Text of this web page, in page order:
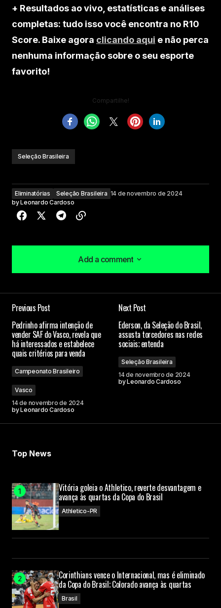
+ Resultados ao vivo, estatísticas e análises
completas: tudo isso você encontra no R10
Score. Baixe agora clicando aqui e não perca
nenhuma informação sobre o seu esporte
favorito!
Compartilhe!
Seleção Brasileira
Eliminatórias Seleção Brasileira 14 de novembro de 2024
byLeonardo Cardoso
Add a comment
Add a comment
Campos obrigatórios são marcados com *
Comment*
Your Name
Previous Post
Pedrinho afirma intenção de
vender SAF do Vasco, revela que
há interessados e estabelece
quais critérios para venda
Campeonato Brasileiro
Vasco
14 de novembro de 2024
byLeonardo Cardoso
Next Post
Ederson, da Seleção do Brasil,
assusta torcedores nas redes
sociais; entenda
Seleção Brasileira
14 de novembro de 2024
byLeonardo Cardoso
Top News
Vitória goleia o Athletico, reverte desvantagem e
avança às quartas da Copa do Brasil
Athletico-PR
Corinthians vence o Internacional, mas é eliminado
da Copa do Brasil; Colorado avança às quartas
Brasil